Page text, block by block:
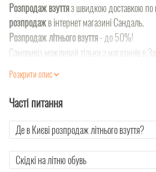
Розпродаж взуттяз швидкою доставкою по
розпродажв інтернет магазині Сандаль.
Розпродаж літнього взуття- до 50%!
Самовивіз можливий тільки з магазинів в
місто України, а також кур'єром на Вашу
Повний перелік акційної взуття дивіться у
Розкрити опис
Часті питання
Де в Києві розпродаж літнього взуття?
Скідкі на літню обувь